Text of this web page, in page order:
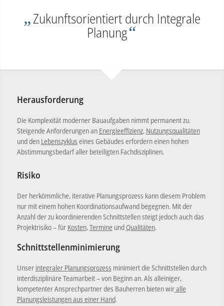
„Zukunftsorientiert durch Integrale
Planung“
Herausforderung
Die Komplexität moderner Bauaufgaben nimmt permanent zu.
Steigende Anforderungen an Energieeffizienz, Nutzungsqualitäten
und den Lebenszyklus eines Gebäudes erfordern einen hohen
Abstimmungsbedarf aller beteiligten Fachdisziplinen.
Risiko
Der herkömmliche, iterative Planungsprozess kann diesem Problem
nur mit einem hohen Koordinationsaufwand begegnen. Mit der
Anzahl der zu koordinierenden Schnittstellen steigt jedoch auch das
Projektrisiko – für Kosten,TermineundQualitäten.
Schnittstellenminimierung
Unser integraler Planungsprozess minimiert die Schnittstellen durch
interdisziplinäre Teamarbeit ­– von Beginn an. Als alleiniger,
kompetenter Ansprechpartner des Bauherren bieten wiralle
Planungsleistungen aus einer Hand.